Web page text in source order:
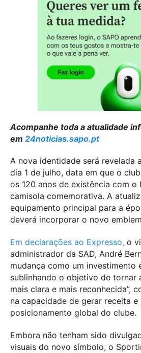
Acompanhe toda a atualidade
em 24noticias.sapo.pt
A nova identidade será revelada
dia 1 de julho, data em que o
os 120 anos de existência com o
camisola comemorativa. A
equipamento principal para a
deverá incorporar o novo
Em declarações ao Expresso, o
administrador da SAD, André
mudança como um investimento
sublinhando o objetivo de tornar
mais clara e mais reconhecida”,
na capacidade de gerar receita
posicionamento global do clube.
Embora não tenham sido
visuais do novo símbolo, o